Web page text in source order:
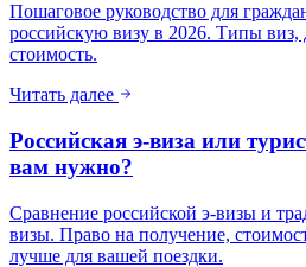
Пошаговое руководство для
российскую визу в 2026. Типы виз,
стоимость.
Читать далее
Российская э-виза или
вам нужно?
Сравнение российской э-визы и
визы. Право на получение,
лучше для вашей поездки.